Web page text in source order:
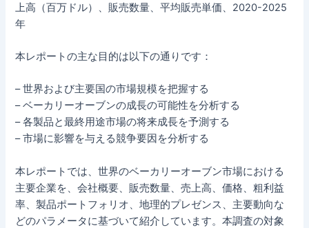
上高（百万ドル）、販売数量、平均販売単価、2020-2025
年
本レポートの主な目的は以下の通りです：
– 世界および主要国の市場規模を把握する
– ベーカリーオーブンの成長の可能性を分析する
– 各製品と最終用途市場の将来成長を予測する
– 市場に影響を与える競争要因を分析する
本レポートでは、世界のベーカリーオーブン市場における
主要企業を、会社概要、販売数量、売上高、価格、粗利益
率、製品ポートフォリオ、地理的プレゼンス、主要動向な
どのパラメータに基づいて紹介しています。本調査の対象